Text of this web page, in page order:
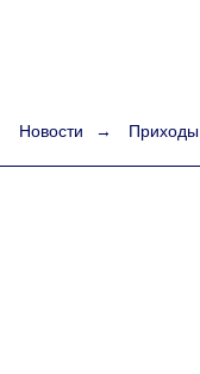
Новости → Приходы